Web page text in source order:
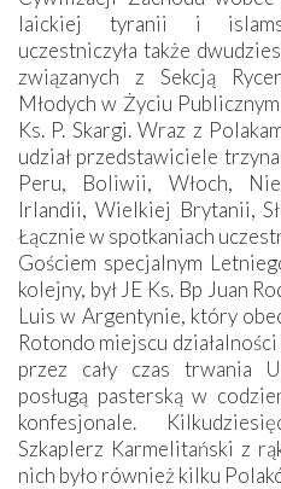
laickiej tyranii i
uczestniczyła także
związanych z Sekcją
Młodych w Życiu
Ks. P. Skargi. Wraz z
udział przedstawiciele
Peru, Boliwii, Włoch,
Irlandii, Wielkiej Brytanii,
Łącznie w spotkaniach
Gościem specjalnym
kolejny, był JE Ks. Bp Juan
Luis w Argentynie, który
Rotondo miejscu
przez cały czas trwania
posługą pasterską w
konfesjonale.
Szkaplerz Karmelitański z
nich było również kilku